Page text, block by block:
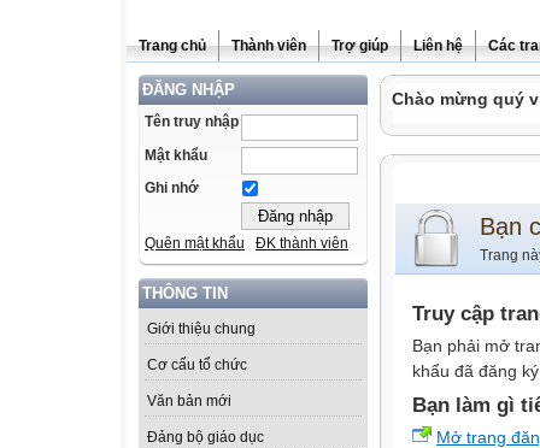
Trang chủ Thành viên Trợ giúp Liên hệ Các
ĐĂNG NHẬP
Tên truy nhập
Mật khẩu
Ghi nhớ
Quên mật khẩu ĐK thành viên
THÔNG TIN
Giới thiệu chung
Cơ cấu tổ chức
Văn bản mới
Đảng bộ giáo dục
Chào mừng quý
Bạn
Trang
Truy cập
Bạn phải mở
khẩu đã đăng
Bạn làm gì
Mở trang